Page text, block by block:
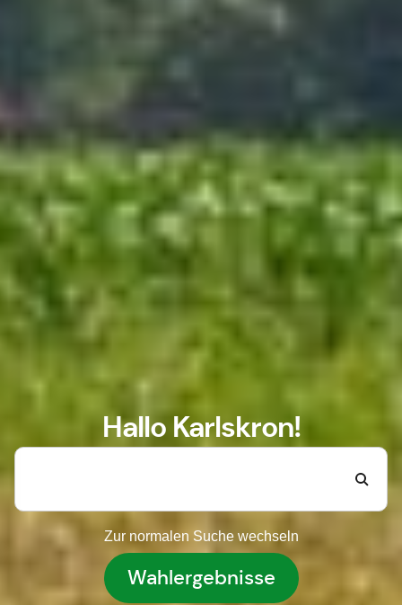
Hallo Karlskron!
Zur normalen Suche wechseln
Wahlergebnisse